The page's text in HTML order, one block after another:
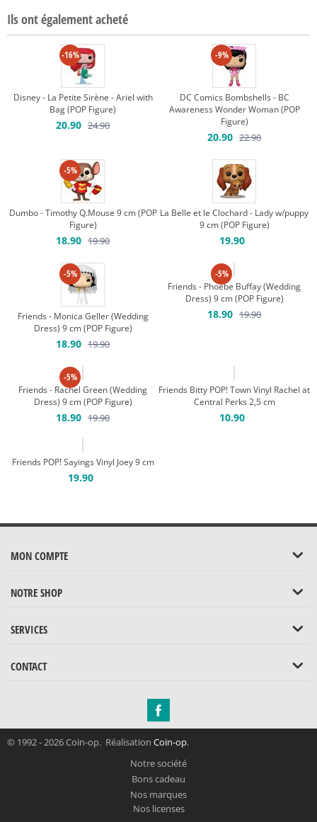
Ils ont également acheté
-16%
Disney - La Petite Sirène - Ariel with
Bag (POP Figure)
20.90 24.90
-9%
DC Comics Bombshells - BC
Awareness Wonder Woman (POP
Figure)
20.90 22.90
-5%
Dumbo - Timothy Q.Mouse 9 cm (POP
Figure)
18.90 19.90
La Belle et le Clochard - Lady w/puppy
9 cm (POP Figure)
19.90
-5%
Friends - Monica Geller (Wedding
Dress) 9 cm (POP Figure)
18.90 19.90
-5%
Friends - Phoebe Buffay (Wedding
Dress) 9 cm (POP Figure)
18.90 19.90
-5%
Friends - Rachel Green (Wedding
Dress) 9 cm (POP Figure)
18.90 19.90
Friends Bitty POP! Town Vinyl Rachel at
Central Perks 2,5 cm
10.90
Friends POP! Sayings Vinyl Joey 9 cm
19.90
MON COMPTE
NOTRE SHOP
SERVICES
CONTACT
© 1992 - 2026 Coin-op. Réalisation Coin-op.
Notre société
Bons cadeau
Nos marques
Nos licenses